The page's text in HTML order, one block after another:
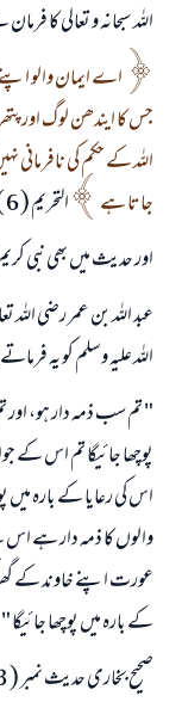
اللہ سبحانہ و تعالى كا
اے ايمان والو
جس كا ايندھن لوگ اور
اللہ كے حكم كى نافرمانى
جاتا ہے
التحريم ( 6 ).
اور حديث ميں بھى نبى
عبد اللہ بن عمر رضى
اللہ عليہ وسلم كو يہ
" تم سب ذمہ دار ہو،
پوچھا جائيگا تم اس كے
اس كى رعايا كے بارہ ميں
والوں كا ذمہ دار ہے اس
عورت اپنے خاوند كے
كے بارہ ميں پوچھا جائيگا "
صحيح بخارى حديث نمبر ( 853 ) صحيح مسلم حديث نمبر ( 1829 ).